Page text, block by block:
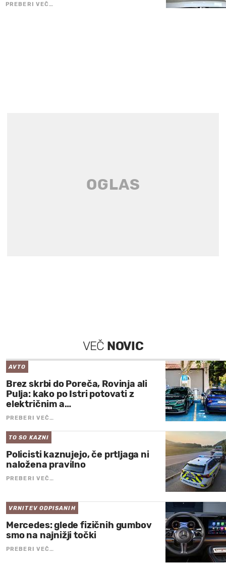
PREBERI VEČ…
VEČ NOVIC
AVTO
Brez skrbi do Poreča, Rovinja ali
Pulja: kako po Istri potovati z
električnim a…
PREBERI VEČ…
TO SO KAZNI
Policisti kaznujejo, če prtljaga ni
naložena pravilno
PREBERI VEČ…
VRNITEV ODPISANIH
Mercedes: glede fizičnih gumbov
smo na najnižji točki
PREBERI VEČ…